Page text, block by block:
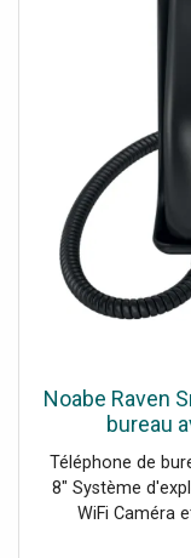
and tips on
useful tourist,
and a brief
Florence, the
Heritage towns.
Tuscany, is
without the
Italy. Walks
valleys and
mountains,
Noabe Raven
bureau
Téléphone de
8" Système
WiFi Caméra